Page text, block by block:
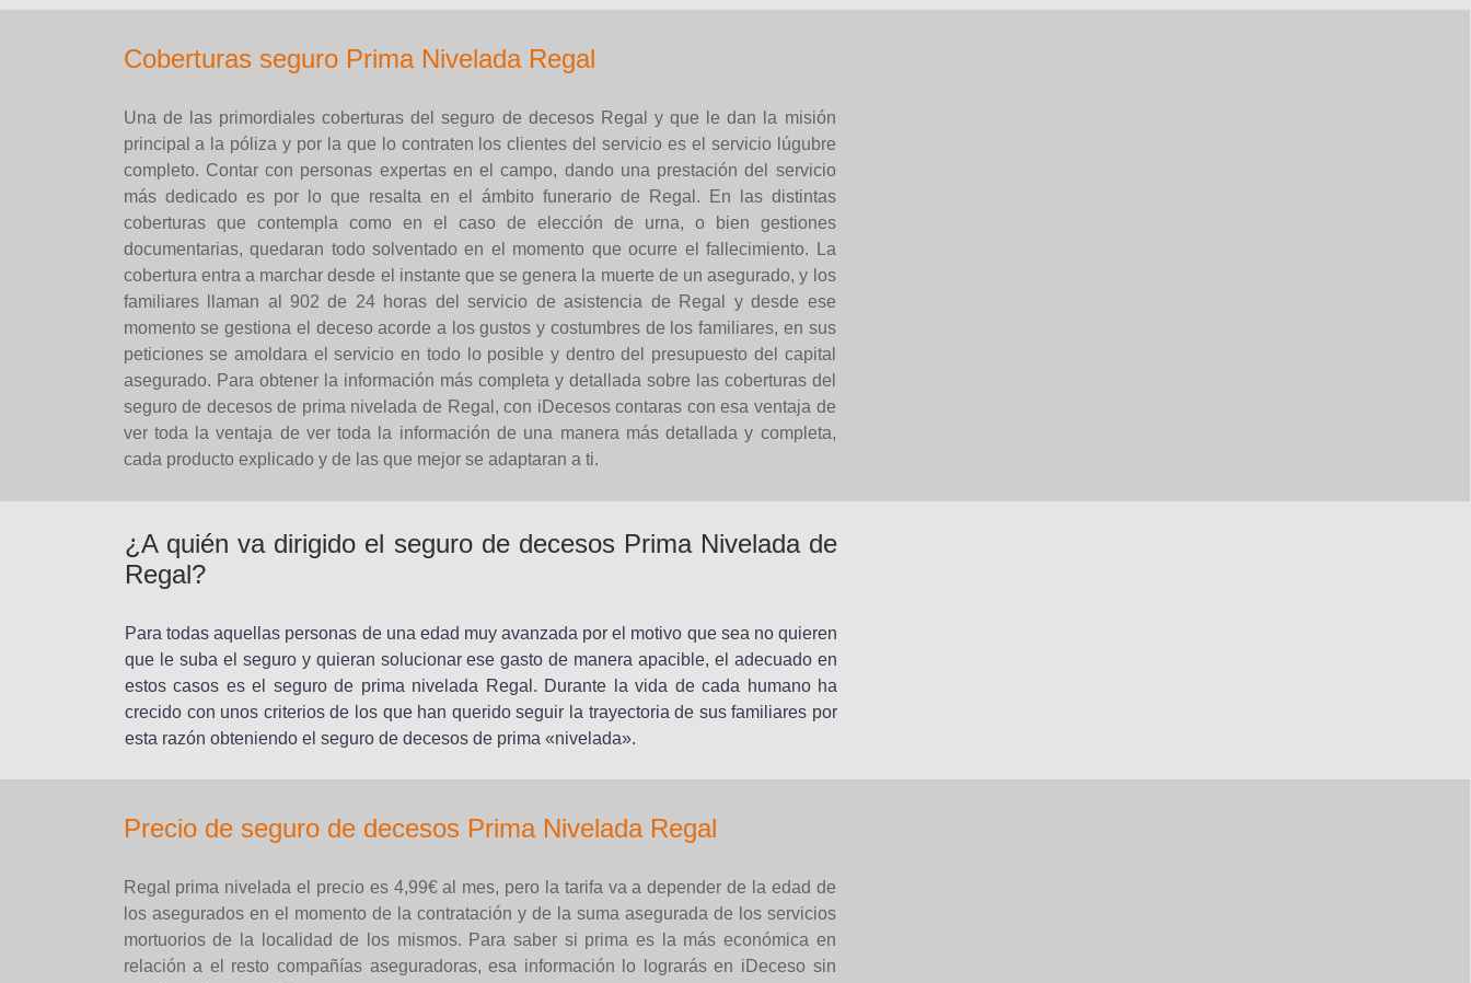
Coberturas seguro Prima Nivelada Regal
Una de las primordiales coberturas del seguro de decesos Regal y que le dan la misión
principal a la póliza y por la que lo contraten los clientes del servicio es el servicio lúgubre
completo. Contar con personas expertas en el campo, dando una prestación del servicio
más dedicado es por lo que resalta en el ámbito funerario de Regal. En las distintas
coberturas que contempla como en el caso de elección de urna, o bien gestiones
documentarias, quedaran todo solventado en el momento que ocurre el fallecimiento. La
cobertura entra a marchar desde el instante que se genera la muerte de un asegurado, y los
familiares llaman al 902 de 24 horas del servicio de asistencia de Regal y desde ese
momento se gestiona el deceso acorde a los gustos y costumbres de los familiares, en sus
peticiones se amoldara el servicio en todo lo posible y dentro del presupuesto del capital
asegurado. Para obtener la información más completa y detallada sobre las coberturas del
seguro de decesos de prima nivelada de Regal, con iDecesos contaras con esa ventaja de
ver toda la ventaja de ver toda la información de una manera más detallada y completa,
cada producto explicado y de las que mejor se adaptaran a ti.
¿A quién va dirigido el seguro de decesos Prima Nivelada de
Regal?
Para todas aquellas personas de una edad muy avanzada por el motivo que sea no quieren
que le suba el seguro y quieran solucionar ese gasto de manera apacible, el adecuado en
estos casos es el seguro de prima nivelada Regal. Durante la vida de cada humano ha
crecido con unos criterios de los que han querido seguir la trayectoria de sus familiares por
esta razón obteniendo el seguro de decesos de prima «nivelada».
Precio de seguro de decesos Prima Nivelada Regal
Regal prima nivelada el precio es 4,99€ al mes, pero la tarifa va a depender de la edad de
los asegurados en el momento de la contratación y de la suma asegurada de los servicios
mortuorios de la localidad de los mismos. Para saber si prima es la más económica en
relación a el resto compañías aseguradoras, esa información lo lograrás en iDeceso sin